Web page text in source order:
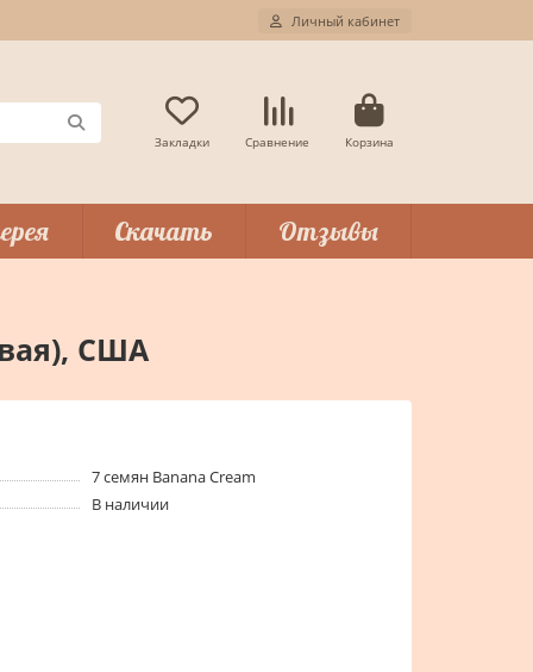
Личный кабинет
Закладки Сравнение Корзина
Скачать Отзывы
США
7 семян Banana Cream
В наличии